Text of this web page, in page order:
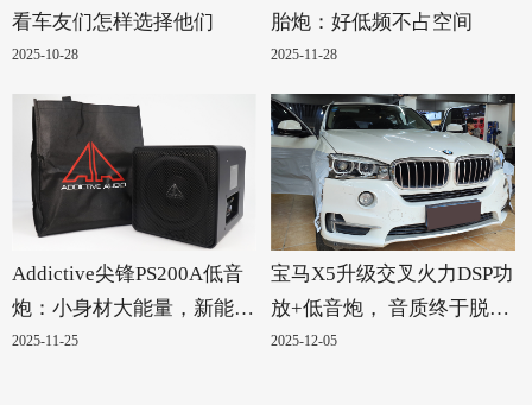
看车友们怎样选择他们
2025-10-28
胎炮：好低频不占空间
2025-11-28
Addictive尖锋PS200A低音
炮：小身材大能量，新能源
汽车的绝配！
2025-11-25
宝马X5升级交叉火力DSP功
放+低音炮， 音质终于脱胎
换骨
2025-12-05